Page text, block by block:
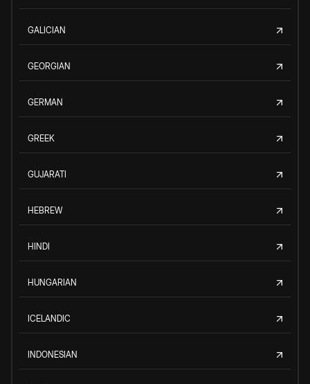
GALICIAN
GEORGIAN
GERMAN
GREEK
GUJARATI
HEBREW
HINDI
HUNGARIAN
ICELANDIC
INDONESIAN